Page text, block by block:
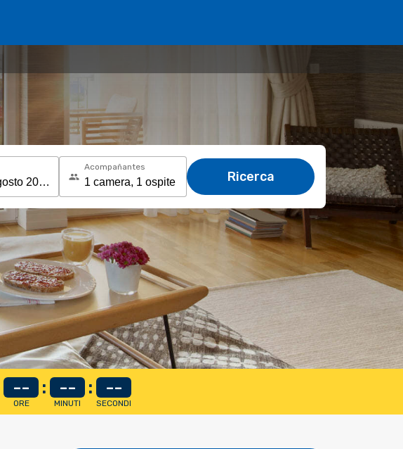
Acompañantes
Ricerca
--
ORE
: --
MINUTI
: --
SECONDI